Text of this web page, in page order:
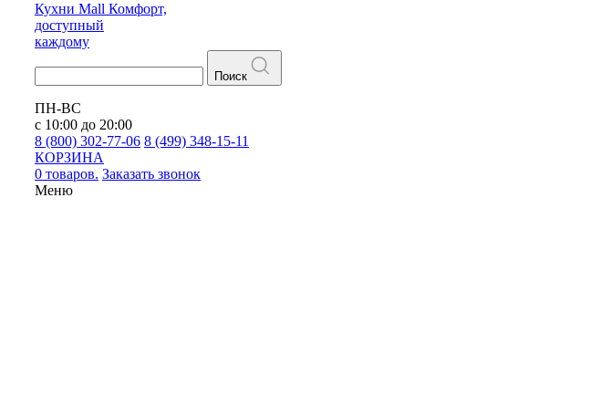
Кухни Mall Комфорт,
доступный
каждому
Поиск
ПН-ВС
с 10:00 до 20:00
8 (800) 302-77-06 8 (499) 348-15-11
КОРЗИНА
0 товаров. Заказать звонок
Меню